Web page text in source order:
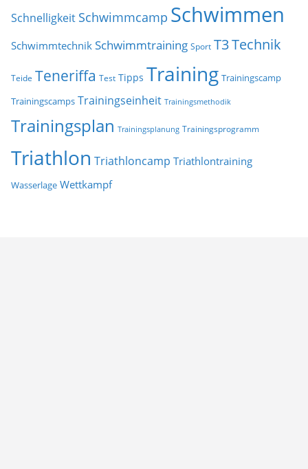
Schnelligkeit Schwimmcamp Schwimmen
Schwimmtechnik Schwimmtraining Sport T3Technik
Teide Teneriffa Test Tipps Training Trainingscamp
Trainingscamps Trainingseinheit Trainingsmethodik
Trainingsplan Trainingsplanung Trainingsprogramm
Triathlon Triathloncamp Triathlontraining
Wasserlage Wettkampf